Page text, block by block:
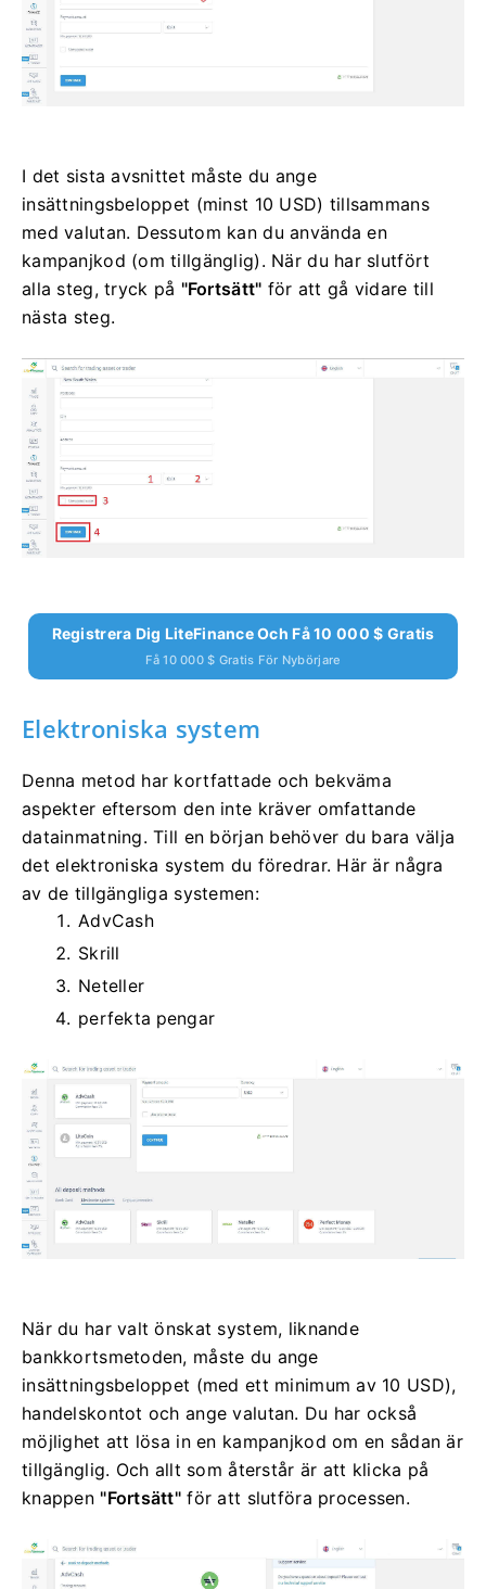
I det sista avsnittet måste du ange
insättningsbeloppet (minst 10 USD) tillsammans
med valutan. Dessutom kan du använda en
kampanjkod (om tillgänglig). När du har slutfört
alla steg, tryck på "Fortsätt" för att gå vidare till
nästa steg.
Registrera Dig LiteFinance Och Få 10 000 $ Gratis
Få 10 000 $ Gratis För Nybörjare
Elektroniska system
Denna metod har kortfattade och bekväma
aspekter eftersom den inte kräver omfattande
datainmatning.Till en början behöver du bara välja
det elektroniska system du föredrar. Här är några
av de tillgängliga systemen:
AdvCash
Skrill
Neteller
perfekta pengar
När du har valt önskat system, liknande
bankkortsmetoden, måste du ange
insättningsbeloppet (med ett minimum av 10 USD),
handelskontot och ange valutan. Du har också
möjlighet att lösa in en kampanjkod om en sådan är
tillgänglig. Och allt som återstår är att klicka på
knappen "Fortsätt" för att slutföra processen.